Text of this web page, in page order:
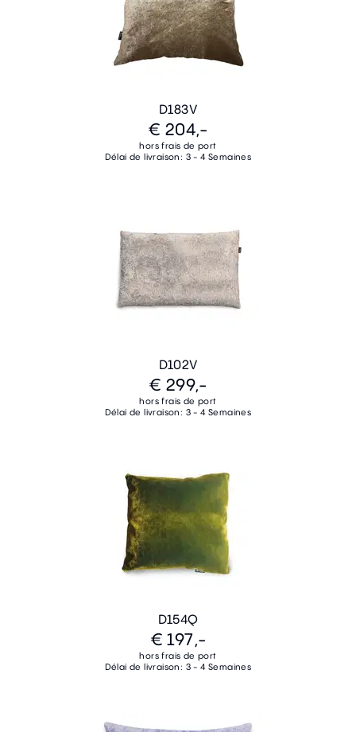
D183V
€ 204,-
hors frais de port
Délai de livraison: 3 - 4 Semaines
D102V
€ 299,-
hors frais de port
Délai de livraison: 3 - 4 Semaines
D154Q
€ 197,-
hors frais de port
Délai de livraison: 3 - 4 Semaines